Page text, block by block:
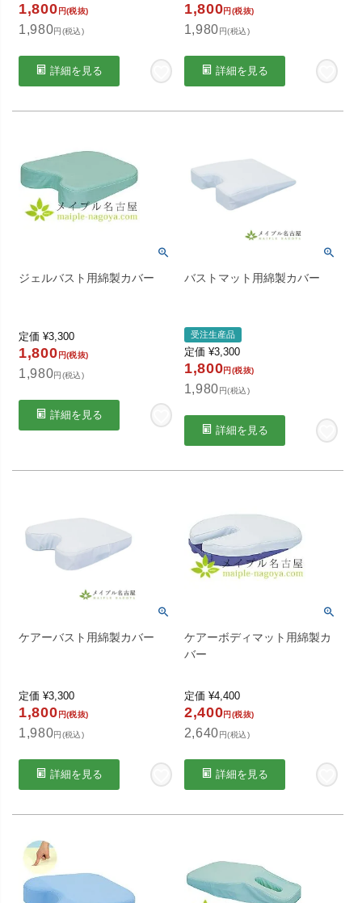
1,800 円(税抜)
1,980円(税込)
詳細を見る
1,800円(税抜)
1,980円(税込)
詳細を見る
ジェルバスト用綿製カバー
定価 ¥3,300
1,800 円(税抜)
1,980円(税込)
詳細を見る
バストマット用綿製カバー
受注生産品
定価 ¥3,300
1,800円(税抜)
1,980円(税込)
詳細を見る
ケアーバスト用綿製カバー
定価 ¥3,300
1,800 円(税抜)
1,980円(税込)
詳細を見る
ケアーボディマット用綿製カ
バー
定価 ¥4,400
2,400円(税抜)
2,640円(税込)
詳細を見る